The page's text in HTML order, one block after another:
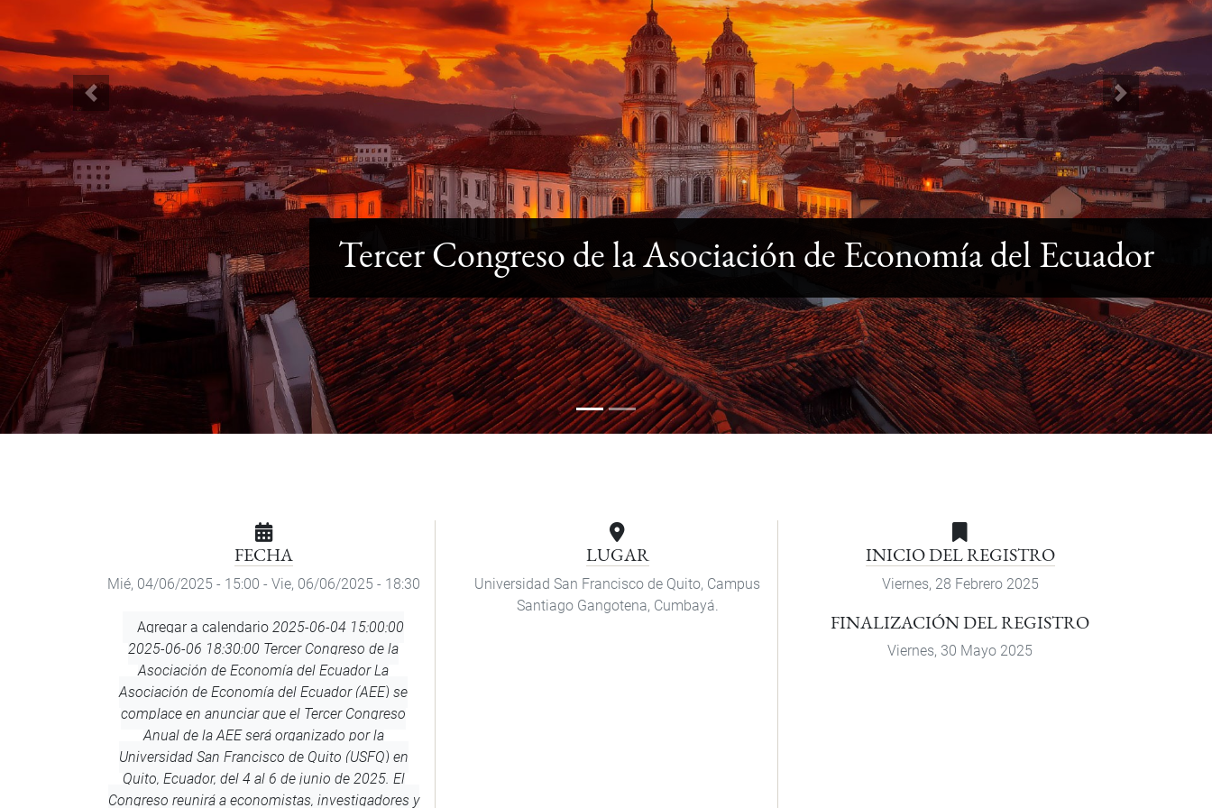
Previous Next
Tercer Congreso de la Asociación de Economía del Ecuador
FECHA
Mié, 04/06/2025 - 15:00 - Vie, 06/06/2025 - 18:30
Agregar
calendario
Agregar a calendario 2025-06-04 15:00:00
2025-06-06 18:30:00 Tercer Congreso de la
Asociación de Economía del Ecuador La
Asociación de Economía del Ecuador (AEE) se
complace en anunciar que el Tercer Congreso
Anual de la AEE será organizado por la
Universidad San Francisco de Quito (USFQ) en
Quito, Ecuador, del 4 al 6 de junio de 2025. El
Congreso reunirá a economistas, investigadores y
LUGAR
Universidad San Francisco de Quito, Campus
Santiago Gangotena, Cumbayá.
INICIO DEL REGISTRO
Viernes, 28 Febrero 2025
FINALIZACIÓN DEL REGISTRO
Viernes, 30 Mayo 2025